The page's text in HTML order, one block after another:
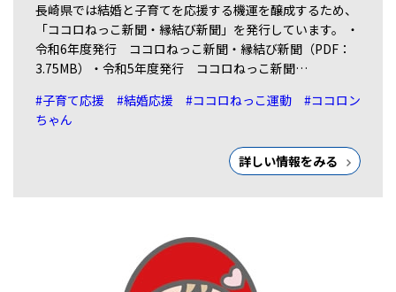
長崎県では結婚と子育てを応援する機運を醸成するため、
「ココロねっこ新聞・縁結び新聞」を発行しています。 ・
令和6年度発行 ココロねっこ新聞・縁結び新聞（PDF：
3.75MB）・令和5年度発行 ココロねっこ新聞…
#子育て応援
#結婚応援 #ココロねっこ運動
#ココロン
ちゃん
詳しい情報をみる